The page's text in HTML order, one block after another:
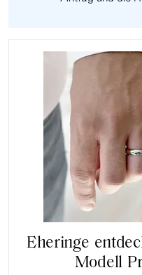
Eheringe
Modell